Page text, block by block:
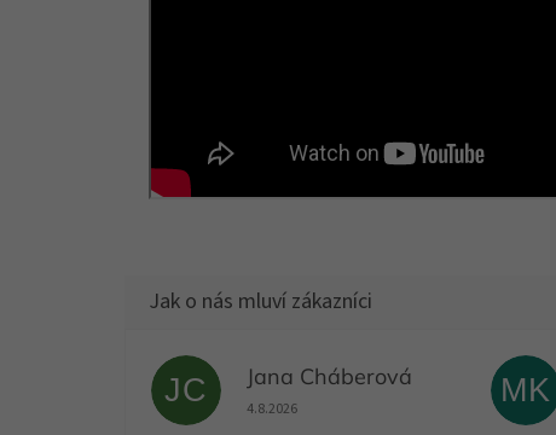
JC Jana Cháberová
Hodnocení obchodu je 5 z 5 hvězdiček.
4.8.2026
MK